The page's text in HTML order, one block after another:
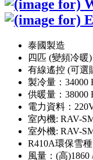
泰國製造
四匹 (變頻冷暖)
有線遙控 (可選
製冷量：34000
供暖量：38000
電力資料：
室內機: RAV-
室外機: RAV-
R410A環保雪種
風量：(高)1860